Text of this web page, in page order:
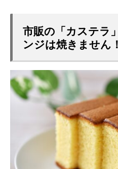
市販の「カステラ
ンジは焼きません！